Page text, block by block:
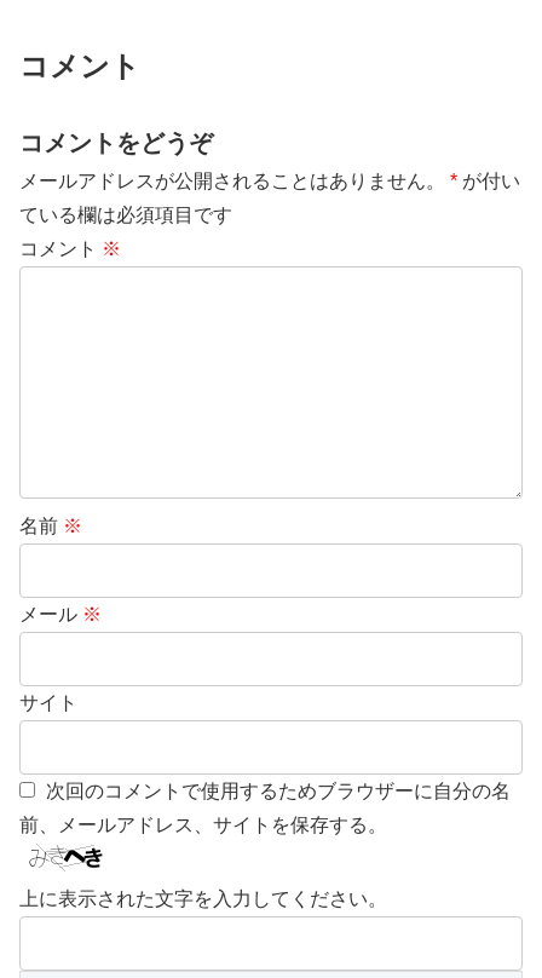
コメント
コメントをどうぞ
メールアドレスが公開されることはありません。 * が付い
ている欄は必須項目です
コメント ※
名前 ※
メール ※
サイト
次回のコメントで使用するためブラウザーに自分の名
前、メールアドレス、サイトを保存する。
上に表示された文字を入力してください。